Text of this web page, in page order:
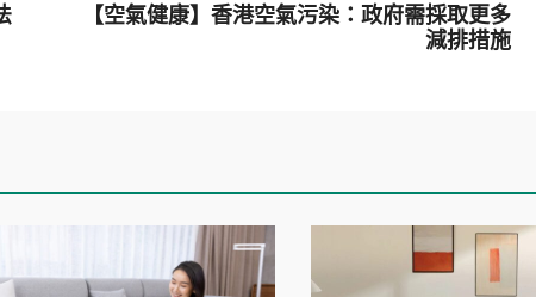
【空氣健康】香港空氣污染：政府需採取更多
減排措施